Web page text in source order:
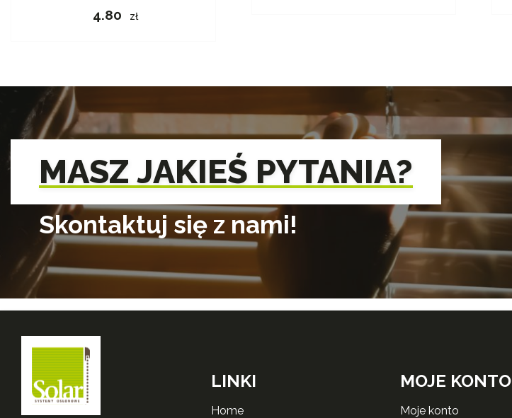
4.80 zł
MASZ JAKIEŚ PYTANIA?
Skontaktuj się z nami!
LINKI
home
MOJE KONTO
moje konto